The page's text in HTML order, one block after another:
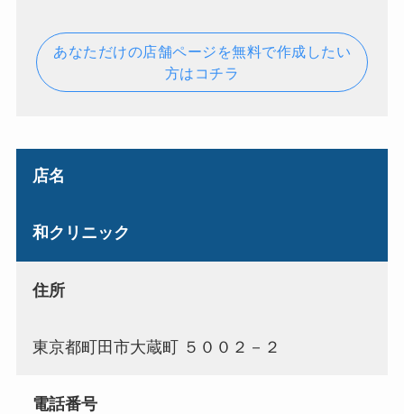
あなただけの店舗ページを無料で作成したい
方はコチラ
店名
和クリニック
住所
東京都町田市大蔵町 ５００２－２
電話番号